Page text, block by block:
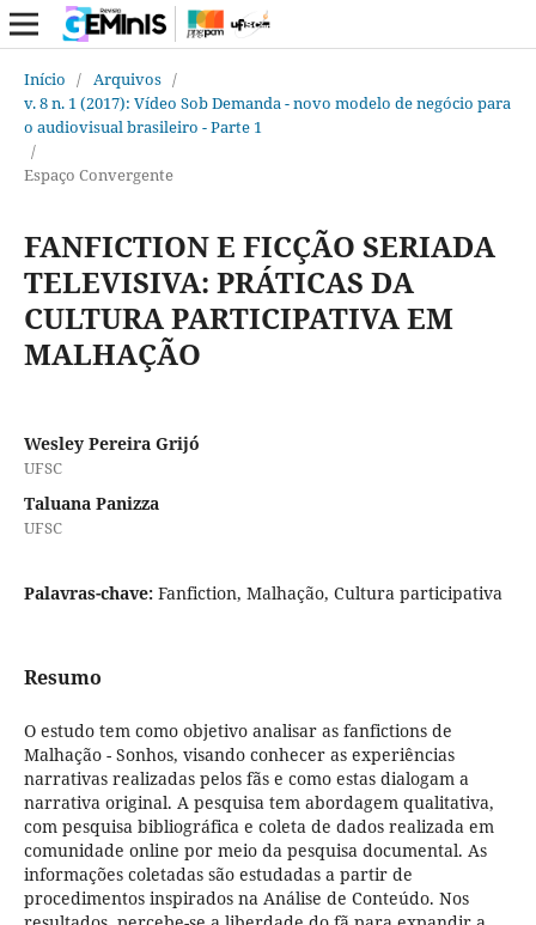
Início / Arquivos /
v. 8 n. 1 (2017): Vídeo Sob Demanda - novo modelo de negócio para
o audiovisual brasileiro - Parte 1
/
Espaço Convergente
FANFICTION E FICÇÃO SERIADA
TELEVISIVA: PRÁTICAS DA
CULTURA PARTICIPATIVA EM
MALHAÇÃO
Wesley Pereira Grijó
UFSC
Taluana Panizza
UFSC
Palavras-chave: Fanfiction, Malhação, Cultura participativa
Resumo
O estudo tem como objetivo analisar as fanfictions de
Malhação - Sonhos, visando conhecer as experiências
narrativas realizadas pelos fãs e como estas dialogam a
narrativa original. A pesquisa tem abordagem qualitativa,
com pesquisa bibliográfica e coleta de dados realizada em
comunidade online por meio da pesquisa documental. As
informações coletadas são estudadas a partir de
procedimentos inspirados na Análise de Conteúdo. Nos